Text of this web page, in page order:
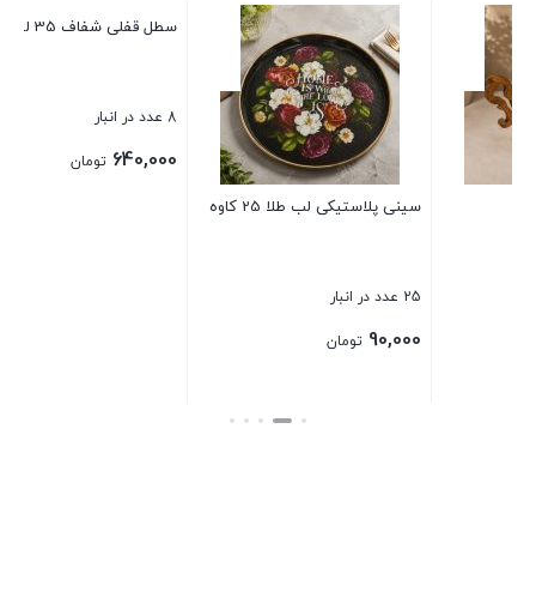
سطل قفلی شفاف 35 لیتری 2005
640,000 تومان
ظرف درب پیچ ویتا کوچک
60,000 تومان